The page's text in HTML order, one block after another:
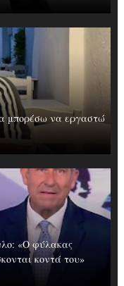
μπορέσω να εργαστώ
«Ο φύλακας
κοντά του»